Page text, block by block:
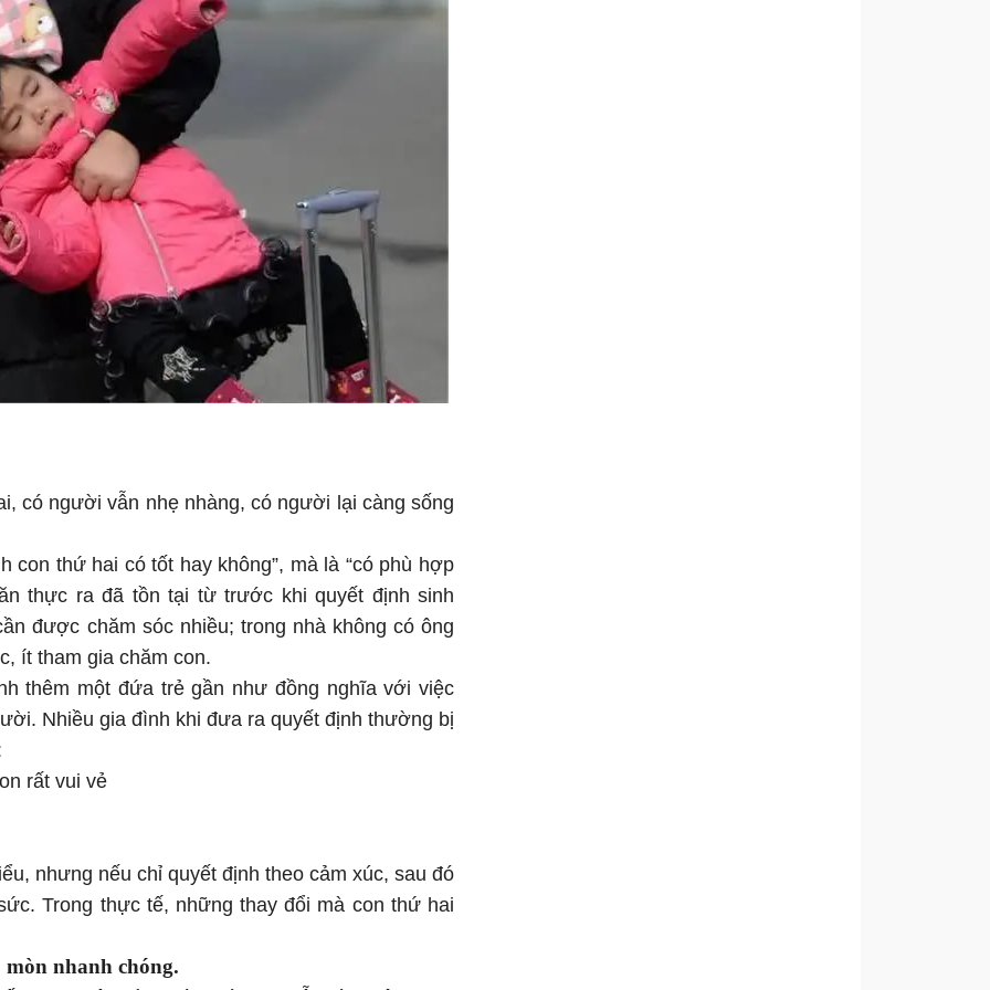
có người vẫn nhẹ nhàng, có người lại càng sống
con thứ hai có tốt hay không”, mà là “có phù hợp
thực ra đã tồn tại từ trước khi quyết định sinh
được chăm sóc nhiều; trong nhà không có ông
ít tham gia chăm con.
thêm một đứa trẻ gần như đồng nghĩa với việc
Nhiều gia đình khi đưa ra quyết định thường bị
rất vui vẻ
nhưng nếu chỉ quyết định theo cảm xúc, sau đó
Trong thực tế, những thay đổi mà con thứ hai
nhanh chóng.